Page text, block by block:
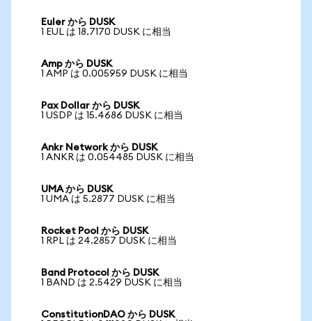
Euler から DUSK
1 EUL は 18.7170 DUSK に相当
Amp から DUSK
1 AMP は 0.005959 DUSK に相当
Pax Dollar から DUSK
1 USDP は 15.4686 DUSK に相当
Ankr Network から DUSK
1 ANKR は 0.054485 DUSK に相当
UMA から DUSK
1 UMA は 5.2877 DUSK に相当
Rocket Pool から DUSK
1 RPL は 24.2857 DUSK に相当
Band Protocol から DUSK
1 BAND は 2.5429 DUSK に相当
ConstitutionDAO から DUSK